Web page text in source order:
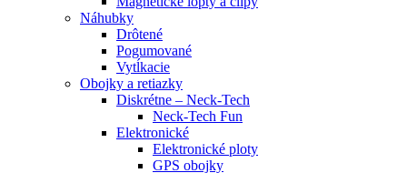
Náhubky
Drôtené
Pogumované
Vytĺkacie
Obojky a retiazky
Diskrétne – Neck-Tech
Neck-Tech Fun
Elektronické
Elektronické ploty
GPS obojky